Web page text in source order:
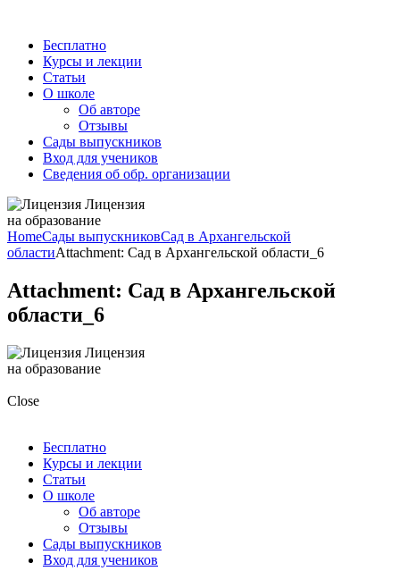
Бесплатно
Курсы и лекции
Статьи
О школе
Об авторе
Отзывы
Сады выпускников
Вход для учеников
Сведения об обр. организации
Лицензия
на образование
HomeСады выпускниковСад в Архангельской
областиAttachment: Сад в Архангельской области_6
Attachment: Сад в Архангельской
области_6
Лицензия
на образование
Close
Бесплатно
Курсы и лекции
Статьи
О школе
Об авторе
Отзывы
Сады выпускников
Вход для учеников